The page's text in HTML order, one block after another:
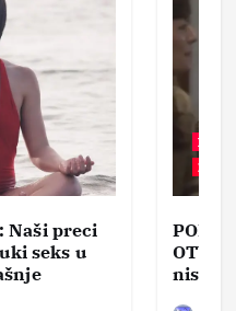
Naši preci
seks u
BEZ
nisam